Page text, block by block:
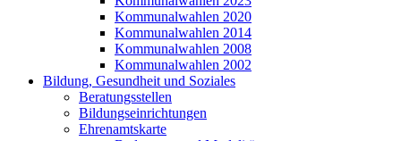
Kommunalwahlen 2020
Kommunalwahlen 2014
Kommunalwahlen 2008
Kommunalwahlen 2002
Bildung, Gesundheit und Soziales
Beratungsstellen
Bildungseinrichtungen
Ehrenamtskarte